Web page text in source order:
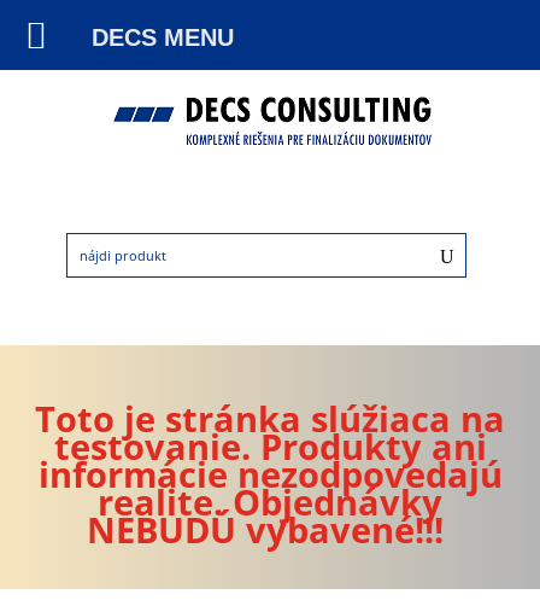
Toto je stránka slúžiaca na
testovanie. Produkty ani
informácie nezodpovedajú
realite. Objednávky
NEBUDÚ vybavené!!!
DECS MENU